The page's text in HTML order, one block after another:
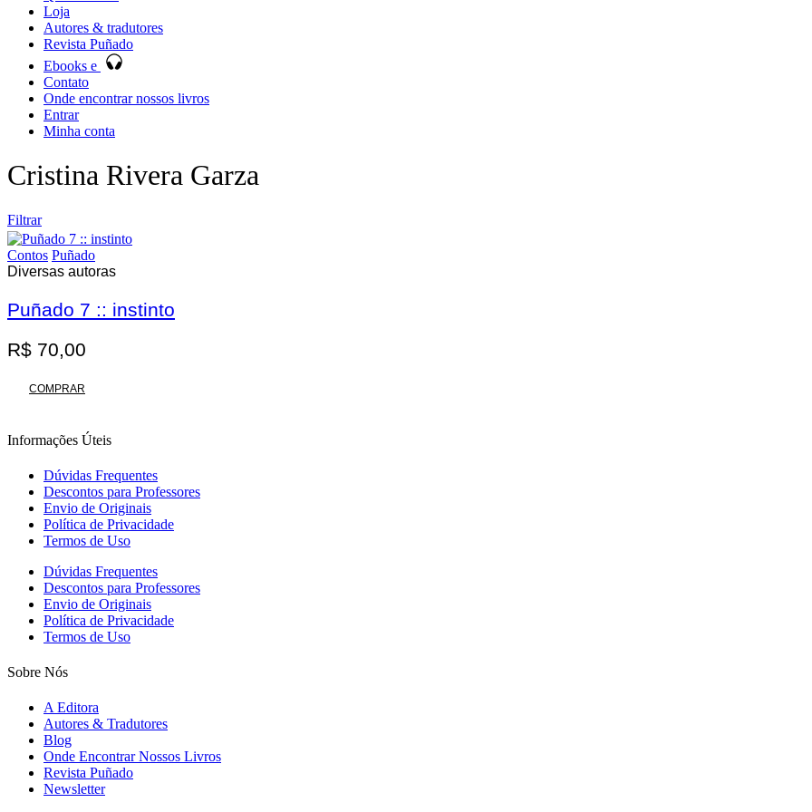
Loja
Autores & tradutores
Revista Puñado
Ebooks e
Contato
Onde encontrar nossos livros
Entrar
Minha conta
Cristina Rivera Garza
Filtrar
Promoção
Contos Puñado
Diversas autoras
Puñado 7 :: instinto
R$ 70,00
COMPRAR
Informações Úteis
Dúvidas Frequentes
Descontos para Professores
Envio de Originais
Política de Privacidade
Termos de Uso
Dúvidas Frequentes
Descontos para Professores
Envio de Originais
Política de Privacidade
Termos de Uso
Sobre Nós
A Editora
Autores & Tradutores
Blog
Onde Encontrar Nossos Livros
Revista Puñado
Newsletter